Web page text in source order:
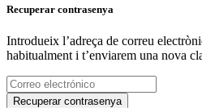
Recuperar contrasenya
Introdueix l’adreça de correu
habitualment i t’enviarem una nova
Recuperar contrasenya